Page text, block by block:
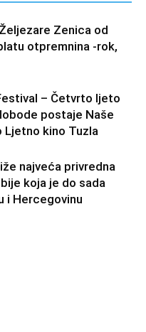
Zenica od
otpremnina -rok,
– Četvrto ljeto
postaje Naše
Ljetno kino Tuzla
najveća privredna
koja je do sada
i Hercegovinu